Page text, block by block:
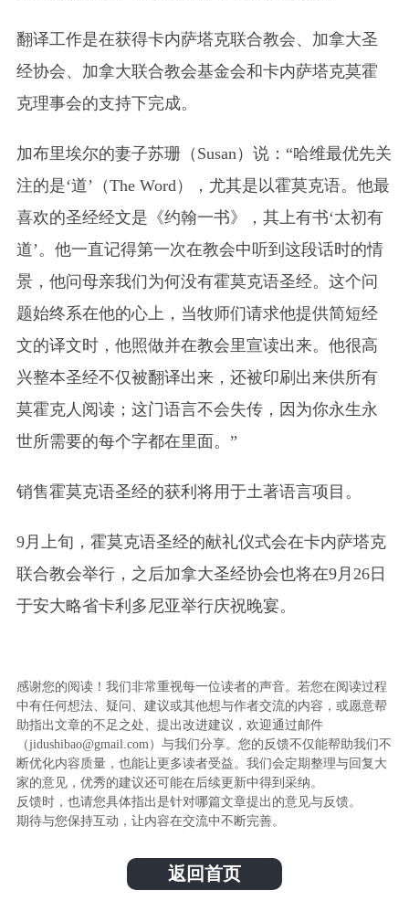
翻译工作是在获得卡内萨塔克联合教会、加拿大圣
经协会、加拿大联合教会基金会和卡内萨塔克莫霍
克理事会的支持下完成。
加布里埃尔的妻子苏珊（Susan） 说：“哈维最优先关
注的是‘道’ （The Word）
，尤其是以霍莫克语。他最
喜欢的圣经经文是《约翰一书》，其上有书‘太初有
道’。他一直记得第一次在教会中听到这段话时的情
景，他问母亲我们为何没有霍莫克语圣经。这个问
题始终系在他的心上，当牧师们请求他提供简短经
文的译文时，他照做并在教会里宣读出来。他很高
兴整本圣经不仅被翻译出来，还被印刷出来供所有
莫霍克人阅读；这门语言不会失传，因为你永生永
世所需要的每个字都在里面。”
销售霍莫克语圣经的获利将用于土著语言项目。
9月上旬，霍莫克语圣经的献礼仪式会在卡内萨塔克
联合教会举行，之后加拿大圣经协会也将在9月26日
于安大略省卡利多尼亚举行庆祝晚宴。
感谢您的阅读！我们非常重视每一位读者的声音。若您在阅读过程
中有任何想法、疑问、建议或其他想与作者交流的内容，或愿意帮
助指出文章的不足之处、提出改进建议，欢迎通过邮件
（jidushibao@gmail.com）与我们分享。您的反馈不仅能帮助我们不
断优化内容质量，也能让更多读者受益。我们会定期整理与回复大
家的意见，优秀的建议还可能在后续更新中得到采纳。
反馈时，也请您具体指出是针对哪篇文章提出的意见与反馈。
期待与您保持互动，让内容在交流中不断完善。
返回首页